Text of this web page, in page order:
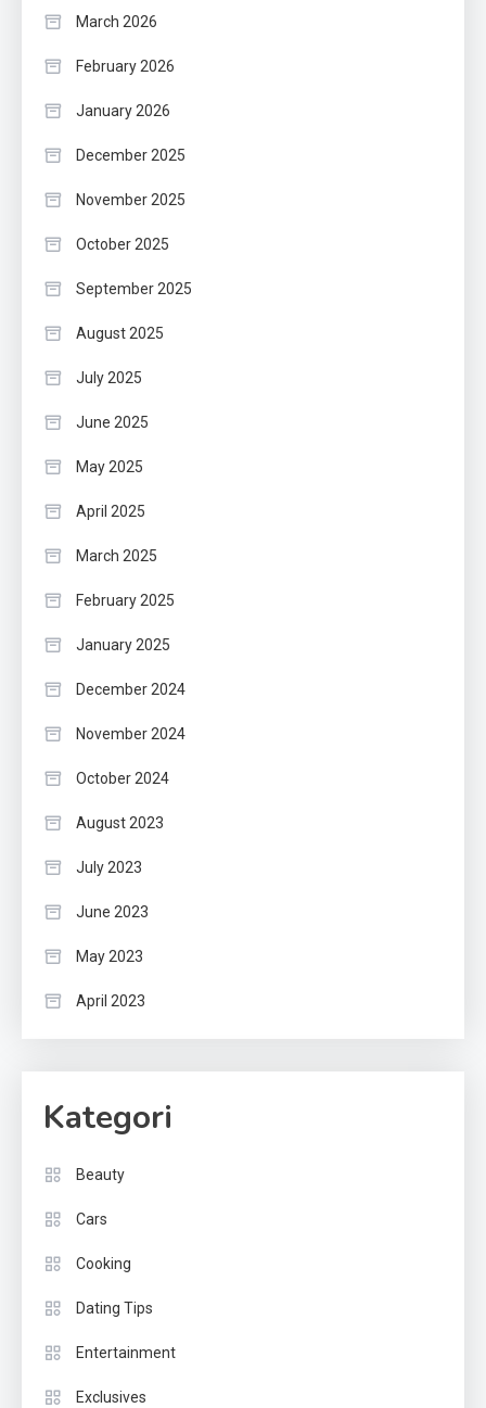
March 2026
February 2026
January 2026
December 2025
November 2025
October 2025
September 2025
August 2025
July 2025
June 2025
May 2025
April 2025
March 2025
February 2025
January 2025
December 2024
November 2024
October 2024
August 2023
July 2023
June 2023
May 2023
April 2023
Kategori
Beauty
Cars
Cooking
Dating Tips
Entertainment
Exclusives